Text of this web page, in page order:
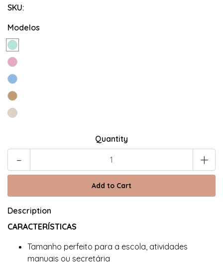
SKU:
Modelos
Quantity
- +
Description
CARACTERÍSTICAS
Tamanho perfeito para a escola, atividades
manuais ou secretária